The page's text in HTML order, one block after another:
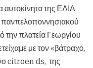
της ΕΛΙΑ
πανπελοποννησιακού
την πλατεία Γεωργίου
με τον «βάτραχο,
citroen ds, της